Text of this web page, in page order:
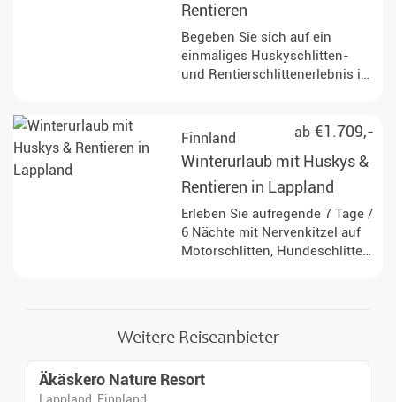
oder sich bereits darin verliebt
Rentieren
Begeben Sie sich auf ein
einmaliges Huskyschlitten-
und Rentierschlittenerlebnis in
Komfort Ihrer luxuriösen
Unterkunft in der malerischen
Umgebung von Iso Syöte.
ab €1.709,-
Finnland
Winterurlaub mit Huskys &
Rentieren in Lappland
Erleben Sie aufregende 7 Tage /
6 Nächte mit Nervenkitzel auf
Motorschlitten, Hundeschlitten
Weitere Reiseanbieter
Äkäskero Nature Resort